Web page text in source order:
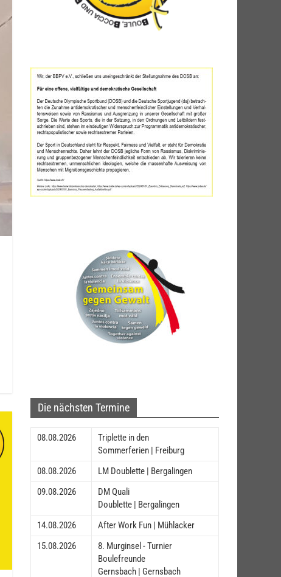
Die nächsten Termine
08.08.2026
Triplette in den
Sommerferien | Freiburg
08.08.2026
LM Doublette | Bergalingen
09.08.2026
DM Quali
Doublette | Bergalingen
14.08.2026
After Work Fun | Mühlacker
15.08.2026
8. Murginsel - Turnier
Boulefreunde
Gernsbach | Gernsbach